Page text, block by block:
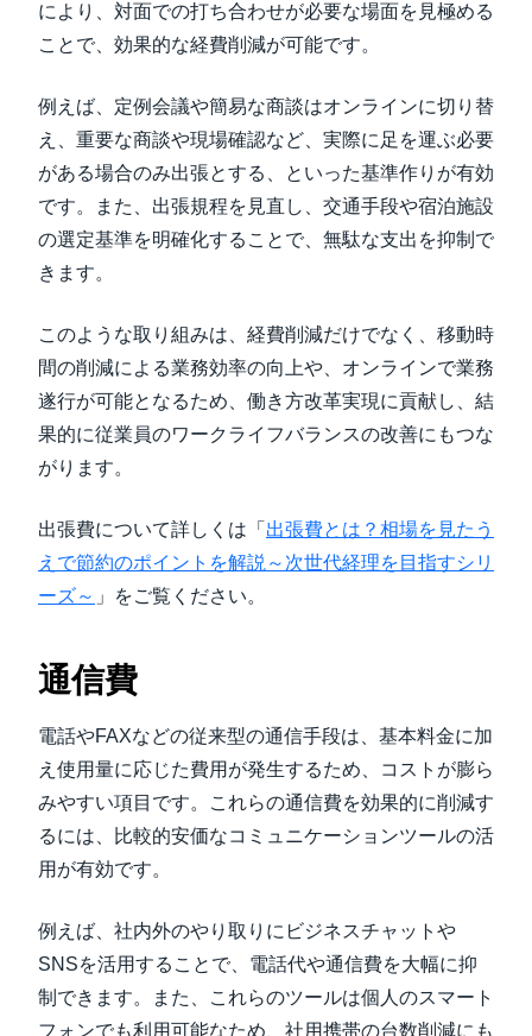
により、対面での打ち合わせが必要な場面を見極める
ことで、効果的な経費削減が可能です。
例えば、定例会議や簡易な商談はオンラインに切り替
え、重要な商談や現場確認など、実際に足を運ぶ必要
がある場合のみ出張とする、といった基準作りが有効
です。また、出張規程を見直し、交通手段や宿泊施設
の選定基準を明確化することで、無駄な支出を抑制で
きます。
このような取り組みは、経費削減だけでなく、移動時
間の削減による業務効率の向上や、オンラインで業務
遂行が可能となるため、働き方改革実現に貢献し、結
果的に従業員のワークライフバランスの改善にもつな
がります。
出張費について詳しくは「 出張費とは？相場を見たう
えで節約のポイントを解説～次世代経理を目指すシリ
ーズ～ 」をご覧ください。
通信費
電話やFAXなどの従来型の通信手段は、基本料金に加
え使用量に応じた費用が発生するため、コストが膨ら
みやすい項目です。これらの通信費を効果的に削減す
るには、比較的安価なコミュニケーションツールの活
用が有効です。
例えば、社内外のやり取りにビジネスチャットや
SNSを活用することで、電話代や通信費を大幅に抑
制できます。また、これらのツールは個人のスマート
フォンでも利用可能なため、社用携帯の台数削減にも